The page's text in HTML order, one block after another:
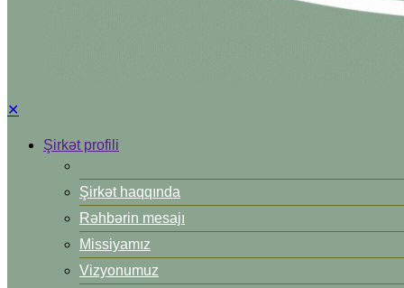
✕
Şirkət profili
Şirkət haqqında
Rəhbərin mesajı
Missiyamız
Vizyonumuz